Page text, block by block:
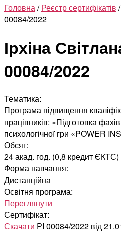
Головна/Реєстр сертифікатів
00084/2022
Ірхіна
00084/2022
Тематика:
Програма підвищення
працівників: «Підготовка
психологічної гри «POWER
Обсяг:
24 акад. год. (0,8 кредит ЄКТС)
Форма навчання:
Дистанційна
Освітня програма:
Переглянути
Сертифікат:
Скачати PI 00084/2022 від